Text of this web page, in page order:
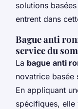
solutions
entrent dans
Bague anti
service du
La bague anti
novatrice basée
En appliquant
spécifiques,